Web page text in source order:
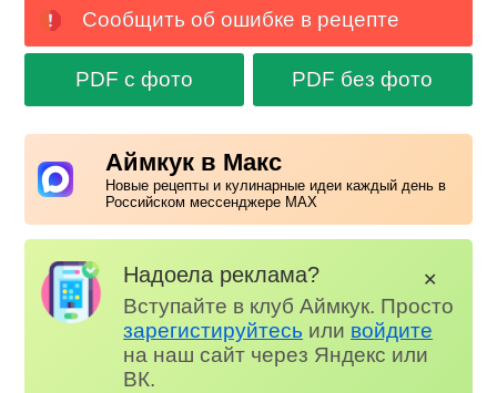
Сообщить об ошибке в рецепте
PDF с фото PDF без фото
Аймкук в Макс
Новые рецепты и кулинарные идеи каждый день в
Российском мессенджере MAX
Надоела реклама?
Вступайте в клуб Аймкук. Просто
зарегистируйтесь или войдите
на наш сайт через Яндекс или
ВК.
✕